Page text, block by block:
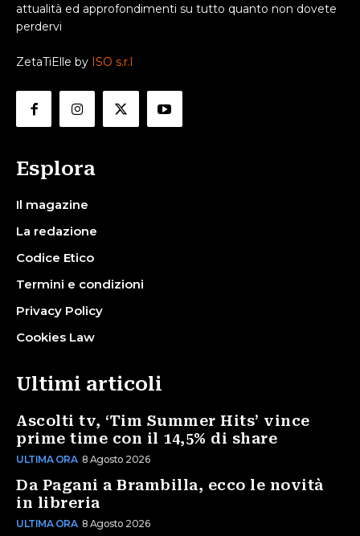
attualità ed approfondimenti su tutto quanto non dovete
perdervi
ZetaTiElle by ISO s.r.l
Esplora
Il magazine
La redazione
Codice Etico
Termini e condizioni
Privacy Policy
Cookies Law
Ultimi articoli
Ascolti tv, ‘Tim Summer Hits’ vince
prime time con il 14,5% di share
ULTIMA ORA 8 Agosto 2026
Da Pagani a Brambilla, ecco le novità
in libreria
ULTIMA ORA 8 Agosto 2026